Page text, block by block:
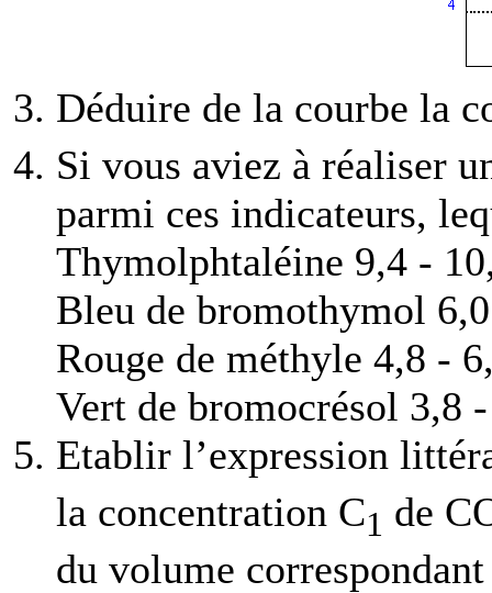
Déduire de la courbe la
Si vous aviez à réaliser
parmi ces indicateurs,
Thymolphtaléine 9,4 -
Bleu de bromothymol
Rouge de méthyle 4,8 -
Vert de bromocrésol 3,8
Etablir l’expression
la concentration C1 de
du volume